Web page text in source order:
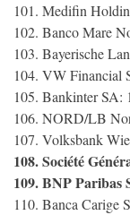
101. Medifin
102. Banco Mare
103. Bayerische
104. VW Financial
105. Bankinter SA:
106. NORD/LB
107. Volksbank
108. Société
109. BNP Paribas
110. Banca Carige